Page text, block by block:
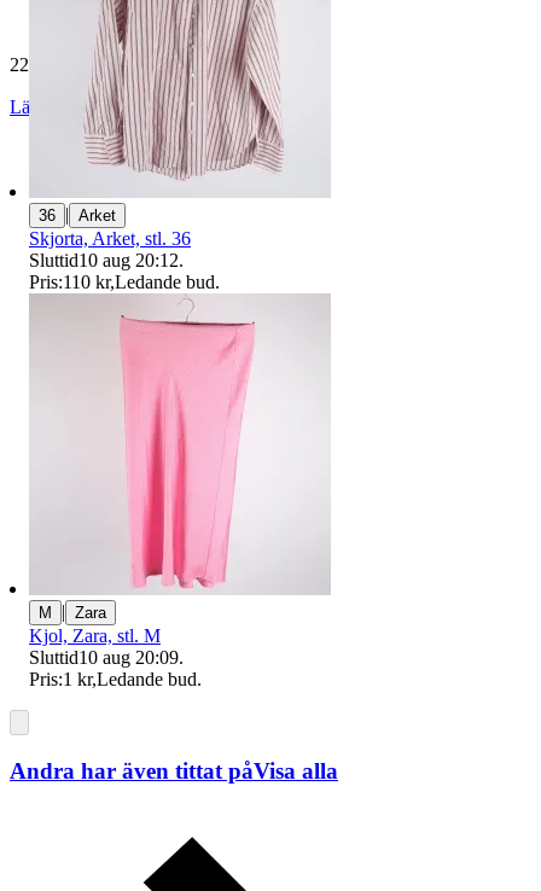
229 485 omdömen
Läs omdömen Följ
36 | Arket
Skjorta, Arket, stl. 36
Sluttid10 aug 20:12.
Pris:110 kr,Ledande bud.
M | Zara
Kjol, Zara, stl. M
Sluttid10 aug 20:09.
Pris:1 kr,Ledande bud.
Andra har även tittat påVisa alla